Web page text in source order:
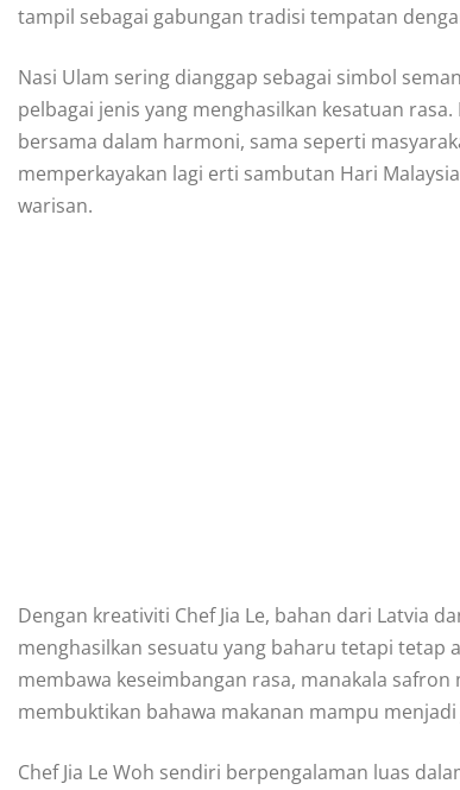
tampil sebagai gabungan tradisi tempatan
Nasi Ulam sering dianggap sebagai simbol
pelbagai jenis yang menghasilkan kesatuan
bersama dalam harmoni, sama seperti
memperkayakan lagi erti sambutan Hari
warisan.
Dengan kreativiti Chef Jia Le, bahan dari Latvia
menghasilkan sesuatu yang baharu tetapi tetap
membawa keseimbangan rasa, manakala
membuktikan bahawa makanan mampu
Chef Jia Le Woh sendiri berpengalaman luas